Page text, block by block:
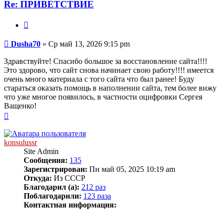
Re: ПРИВЕТСТВИЕ
Сообщение
Dusha70 » Ср май 13, 2026 9:15 pm
Здравствуйте! Спасибо большое за восстановление сайта!!!!
Это здорово, что сайт снова начинает свою работу!!!! имеется
очень много материала с того сайта что был ранее! Буду
стараться оказать помощь в наполнении сайта, тем более вижу
что уже многое появилось, в частности оцифровки Сергея
Ващенко!
началу
konsulussr
Site Admin
Сообщения: 135
Зарегистрирован: Пн май 05, 2025 10:19 am
Откуда: Из СССР
Благодарил (а): 212 раз
Поблагодарили: 123 раза
Контактная информация: